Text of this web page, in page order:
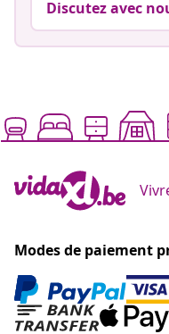
Modes de paiement
Rejoignez plus de 700
offres
Nos comptes de